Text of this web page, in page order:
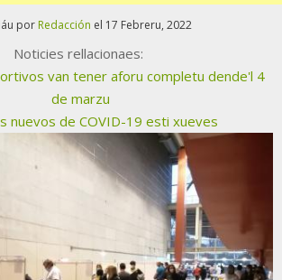
por Redacción el 17 Febreru, 2022
Noticies rellacionaes:
van tener aforu completu dende'l 4
de marzu
nuevos de COVID-19 esti xueves